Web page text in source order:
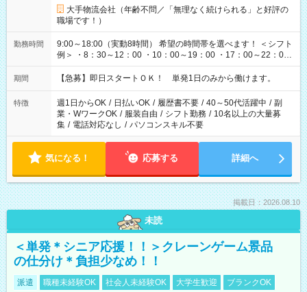
大手物流会社（年齢不問／「無理なく続けられる」と好評の
職場です！）
勤務時間
9:00～18:00（実動8時間） 希望の時間帯を選べます！ ＜シフト
例＞ ・8：30～12：00 ・10：00～19：00 ・17：00～22：00
・13：00～22：00 ・22：00～翌6：00 など
期間 【急募】即日スタートＯＫ！ 単発1日のみから働けます。
特徴 週1日からOK / 日払いOK / 履歴書不要 / 40～50代活躍中 / 副
業・WワークOK / 服装自由 / シフト勤務 / 10名以上の大量募
集 / 電話対応なし / パソコンスキル不要
気になる！ 応募する 詳細へ
掲載日：2026.08.10
未読
＜単発＊シニア応援！！＞クレーンゲーム景品
の仕分け＊負担少なめ！！
派遣 職種未経験OK 社会人未経験OK 大学生歓迎
ブランクOK